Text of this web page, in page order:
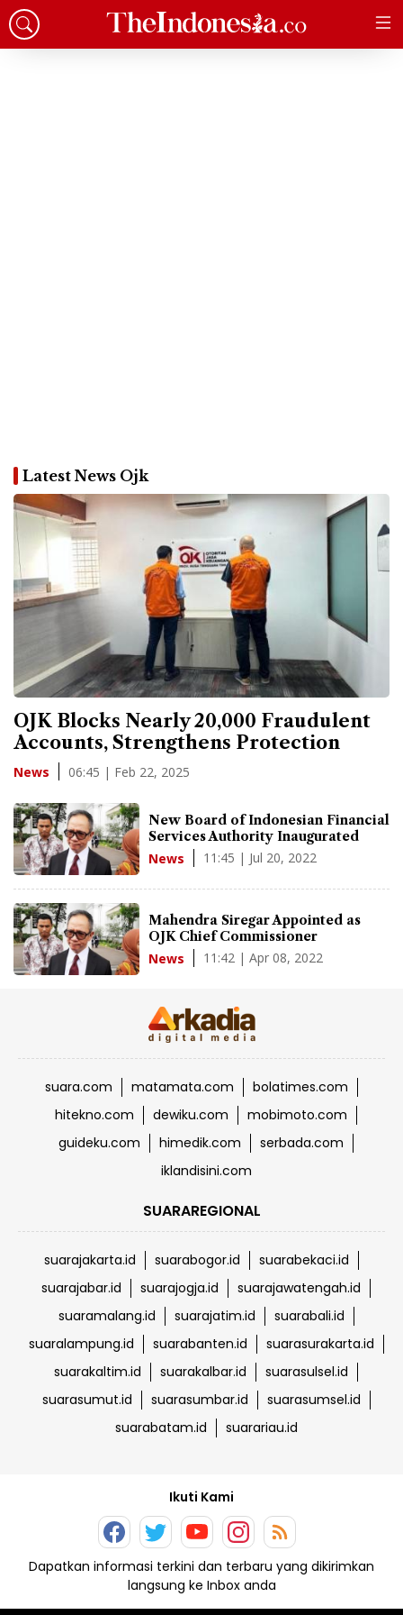
Latest News Ojk
OJK Blocks Nearly 20,000 Fraudulent
Accounts, Strengthens Protection
News 06:45 | Feb 22, 2025
New Board of Indonesian Financial
Services Authority Inaugurated
News 11:45 | Jul 20, 2022
Mahendra Siregar Appointed as
OJK Chief Commissioner
News 11:42 | Apr 08, 2022
suara.com matamata.com
bolatimes.com
hitekno.com
dewiku.com
mobimoto.com
guideku.com
himedik.com
serbada.com
iklandisini.com
SUARAREGIONAL
suarajakarta.id suarabogor.id
suarabekaci.id
suarajabar.id
suarajogja.id
suarajawatengah.id
suaramalang.id
suarajatim.id
suarabali.id
suaralampung.id
suarabanten.id
suarasurakarta.id
suarakaltim.id
suarakalbar.id
suarasulsel.id
suarasumut.id
suarasumbar.id
suarasumsel.id
suarabatam.id
suarariau.id
Ikuti Kami
Dapatkan informasi terkini dan terbaru yang dikirimkan
langsung ke Inbox anda